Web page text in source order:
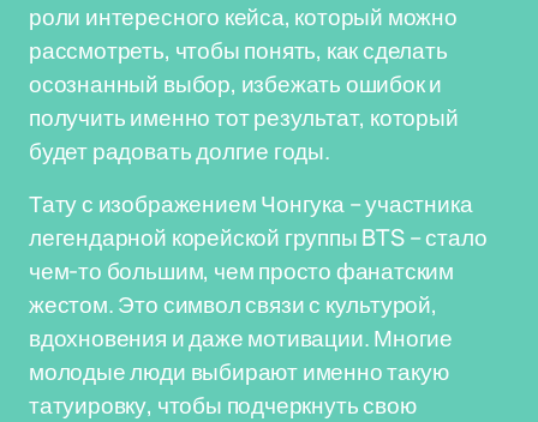
роли интересного кейса, который можно
рассмотреть, чтобы понять, как сделать
осознанный выбор, избежать ошибок и
получить именно тот результат, который
будет радовать долгие годы.
Тату с изображением Чонгука – участника
легендарной корейской группы BTS – стало
чем-то большим, чем просто фанатским
жестом. Это символ связи с культурой,
вдохновения и даже мотивации. Многие
молодые люди выбирают именно такую
татуировку, чтобы подчеркнуть свою